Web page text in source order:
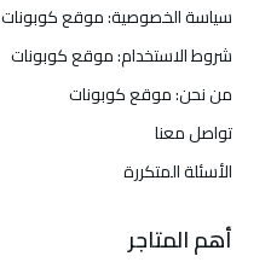
سياسة الخصوصية: موقع كوبونات
شروط الاستخدام: موقع كوبونات
من نحن: موقع كوبونات
تواصل معنا
الأسئلة المتكررة
أهم المتاجر